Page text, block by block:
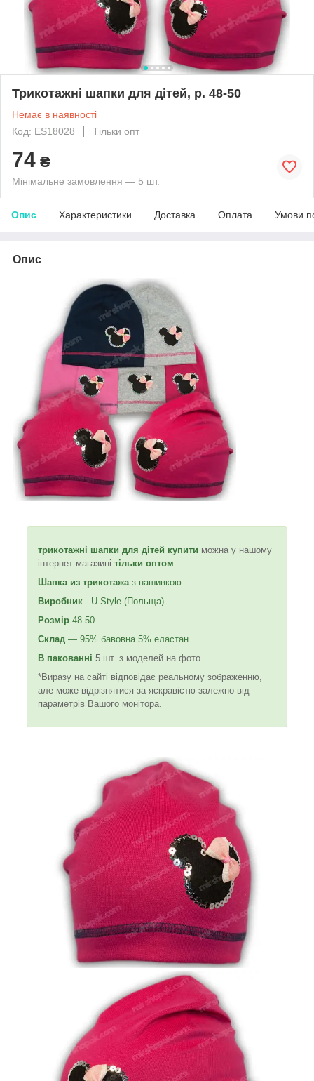
Трикотажні шапки для дітей, р. 48-50
Немає в наявності
Код: ES18028
Тільки опт
74 ₴
Мінімальне замовлення — 5 шт.
Опис Характеристики Доставка Оплата Умови
Опис
трикотажні шапки для дітей купити можна у нашому
інтернет-магазині тільки оптом
Шапка из трикотажа з нашивкою
Виробник - U Style (Польща)
Розмір 48-50
Склад — 95% бавовна 5% еластан
В пакованні 5 шт. з моделей на фото
*Виразу на сайті відповідає реальному зображенню,
але може відрізнятися за яскравістю залежно від
параметрів Вашого монітора.